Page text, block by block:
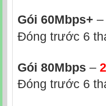
Gói 60Mbps+ –
Đóng trước 6
Gói 80Mbps –
Đóng trước 6